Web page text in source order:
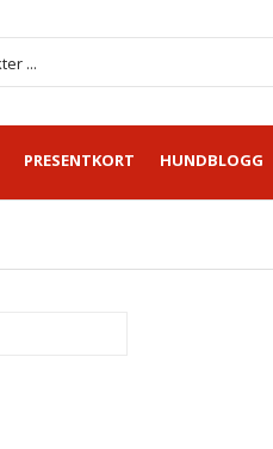
PRESENTKORT HUNDBLOGG